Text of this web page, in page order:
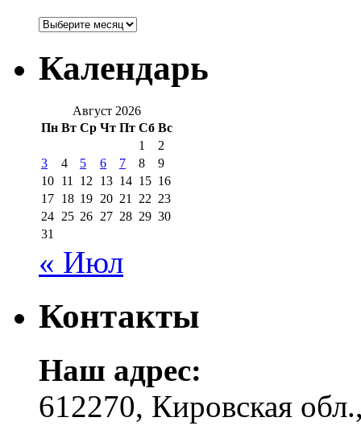
Архивы
Календарь
Август 2026
Пн Вт Ср Чт Пт Сб Вс
1
2
3
4 5 6 7 8
9
10 11 12 13 14 15 16
17 18 19 20 21 22 23
24 25 26 27 28 29 30
31
« Июл
Контакты
Наш адрес:
612270, Кировская